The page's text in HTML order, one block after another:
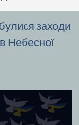
заходи
Небесної